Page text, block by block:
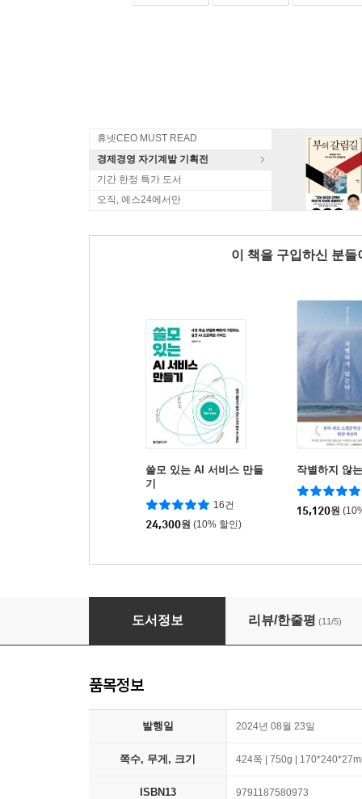
휴넷CEO MUST READ
경제경영 자기계발 기획전
기간 한정 특가 도서
오직, 예스24에서만
이 책을 구입하신 분
쓸모 있는 AI 서비스 만들
기
16건
24,300원 (10% 할인)
작별하지 않
15,120원
30일에 끝내는 AI 활용 1인 창업 가이드
도서정보 리뷰/한줄평 (11/5)
품목정보
발행일 2024년 08월 23일
쪽수, 무게, 크기 424쪽 | 750g |
ISBN13 9791187580973